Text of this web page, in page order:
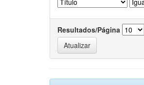
Resultados/Página